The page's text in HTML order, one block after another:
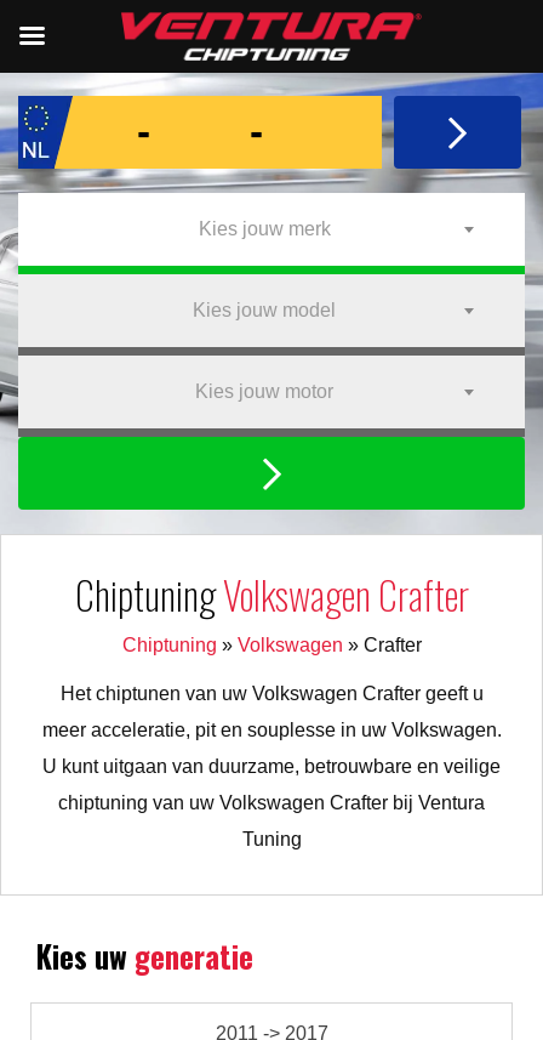
Kies jouw merk
Kies jouw model
Kies jouw motor
ChiptuningVolkswagen Crafter
Chiptuning » Volkswagen » Crafter
Het chiptunen van uw Volkswagen Crafter geeft u
meer acceleratie, pit en souplesse in uw Volkswagen.
U kunt uitgaan van duurzame, betrouwbare en veilige
chiptuning van uw Volkswagen Crafter bij Ventura
Tuning
Kies uwgeneratie
2011 -> 2017